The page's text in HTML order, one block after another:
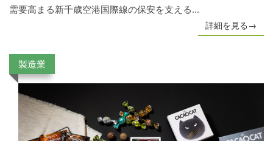
需要高まる新千歳空港国際線の保安を支える...
詳細を見る→
製造業